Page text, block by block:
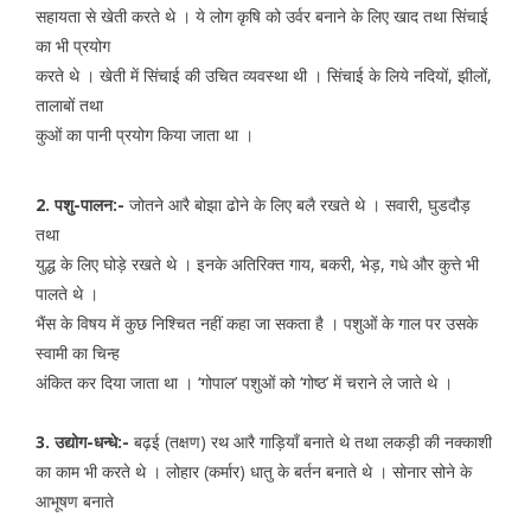
सहायता से खेती करते थे । ये लोग कृषि को उर्वर बनाने के लिए खाद तथा सिंचाई
का भी प्रयोग
करते थे । खेती में सिंचाई की उचित व्यवस्था थी । सिंचाई के लिये नदियों, झीलों,
तालाबों तथा
कुओं का पानी प्रयोग किया जाता था ।
2. पशु-पालन:- जोतने आरै बोझा ढोने के लिए बलै रखते थे । सवारी, घुडदौड़
तथा
युद्ध के लिए घोड़े रखते थे । इनके अतिरिक्त गाय, बकरी, भेड़, गधे और कुत्ते भी
पालते थे ।
भैंस के विषय में कुछ निश्चित नहीं कहा जा सकता है । पशुओं के गाल पर उसके
स्वामी का चिन्ह
अंकित कर दिया जाता था । ‘गोपाल’ पशुओं को ‘गोष्ठ’ में चराने ले जाते थे ।
3. उद्योग-धन्धे:- बढ़ई (तक्षण) रथ आरै गाड़ियॉं बनाते थे तथा लकड़ी की नक्काशी
का काम भी करते थे । लोहार (कर्मार) धातु के बर्तन बनाते थे । सोनार सोने के
आभूषण बनाते